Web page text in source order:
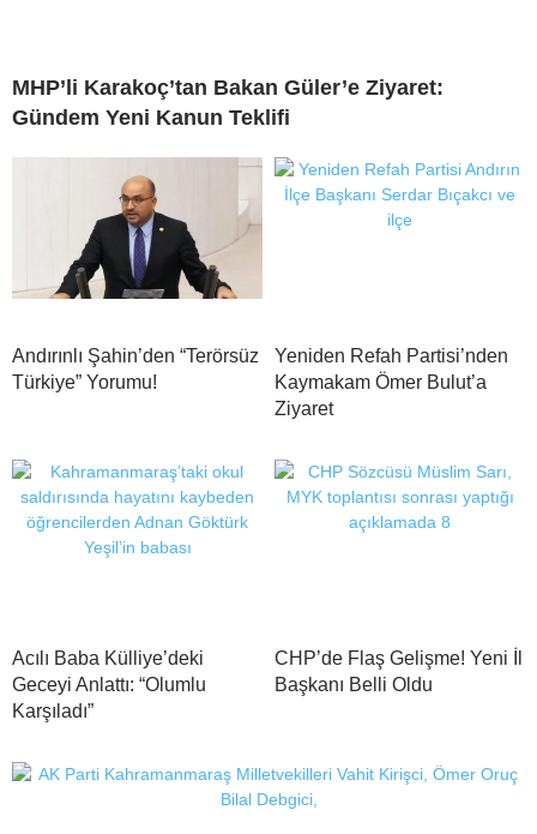
MHP’li Karakoç’tan Bakan Güler’e Ziyaret:
Gündem Yeni Kanun Teklifi
Andırınlı Şahin’den “Terörsüz
Türkiye” Yorumu!
Yeniden Refah Partisi’nden
Kaymakam Ömer Bulut’a
Ziyaret
Acılı Baba Külliye’deki
Geceyi Anlattı: “Olumlu
Karşıladı”
CHP’de Flaş Gelişme! Yeni İl
Başkanı Belli Oldu